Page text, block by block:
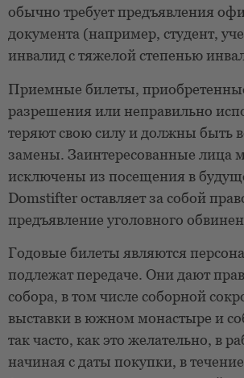
обычно требует предъявления
документа (например, студент,
инвалид с тяжелой степенью
Приемные билеты,
разрешения или неправильно
теряют свою силу и должны быть
замены. Заинтересованные лица
исключены из посещения в
Domstifter оставляет за собой
предъявление уголовного
Годовые билеты являются
подлежат передаче. Они дают
собора, в том числе соборной
выставки в южном монастыре и
так часто, как это желательно, в
начиная с даты покупки, в